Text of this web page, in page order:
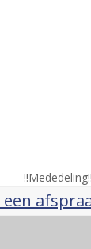
next
post:
‼️Mededeling‼️